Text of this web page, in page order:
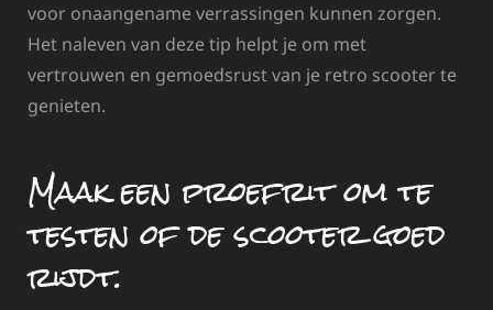
voor onaangename verrassingen kunnen zorgen.
Het naleven van deze tip helpt je om met
vertrouwen en gemoedsrust van je retro scooter te
genieten.
Maak een proefrit om te
testen of de scooter goed
rijdt.